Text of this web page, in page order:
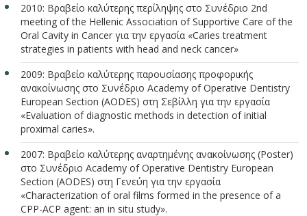
2010: Βραβείο καλύτερης περίληψης στο Συνέδριο 2nd
meeting of the Hellenic Association of Supportive Care of the
Oral Cavity in Cancer για την εργασία «Caries treatment
strategies in patients with head and neck cancer»
2009: Βραβείο καλύτερης παρουσίασης προφορικής
ανακοίνωσης στο Συνέδριο Academy of Operative Dentistry
European Section (AODES) στη Σεβίλλη για την εργασία
«Evaluation of diagnostic methods in detection of initial
proximal caries».
2007: Βραβείο καλύτερης αναρτημένης ανακοίνωσης (Poster)
στο Συνέδριο Academy of Operative Dentistry European
Section (AODES) στη Γενεύη για την εργασία
«Characterization of oral films formed in the presence of a
CPP-ACP agent: an in situ study».